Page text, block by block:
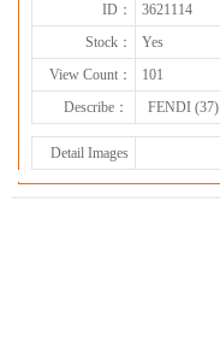
ID： 3621114
Stock：
Yes
View Count：
101
Describe：
FENDI (37)
Detail Images